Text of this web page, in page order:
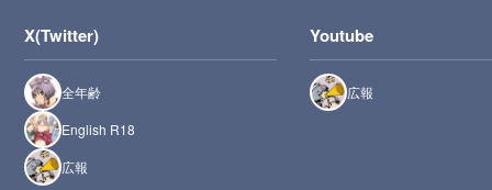
X(Twitter)
全年齢
English R18
広報
Youtube
広報